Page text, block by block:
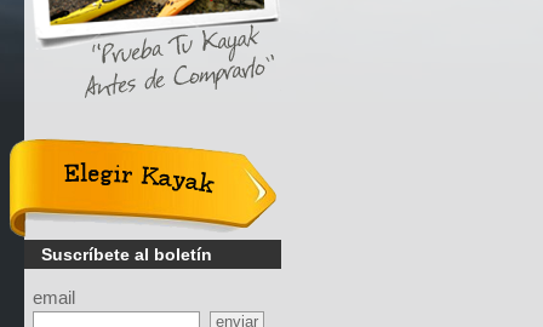
Kayak
Suscríbete al boletín
email